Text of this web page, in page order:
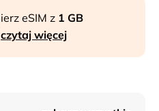
eSIM z 1 GB
czytaj więcej